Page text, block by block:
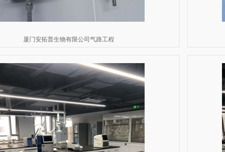
厦门安拓普生物有限公司气路工程